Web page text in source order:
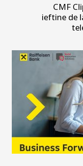
CMF
ieftine de